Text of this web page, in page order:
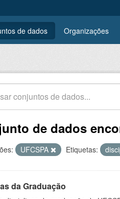
de dados Organizações
de dados
UFCSPA Etiquetas:
da Graduação